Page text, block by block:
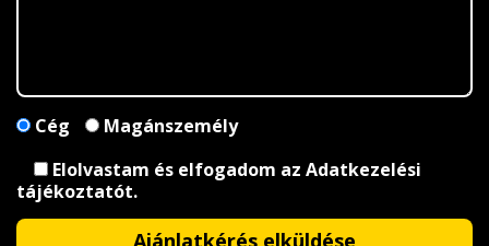
Cég
Magánszemély
Elolvastam és elfogadom az Adatkezelési
tájékoztatót.